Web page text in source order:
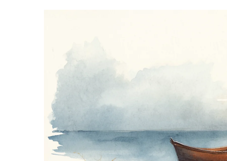
Hit enter to search or ESC to close